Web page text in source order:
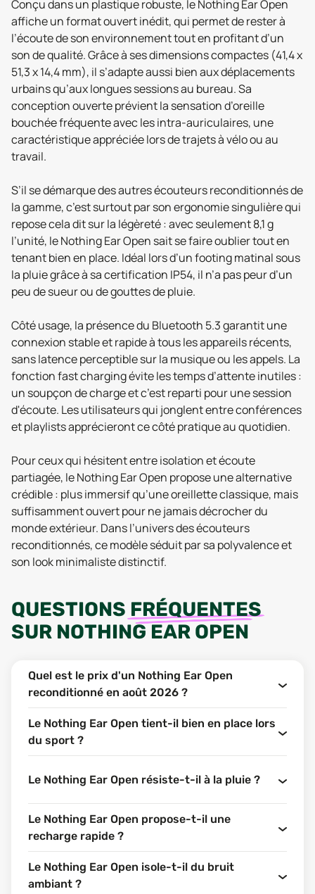
Conçu dans un plastique robuste, le Nothing Ear Open
affiche un format ouvert inédit, qui permet de rester à
l’écoute de son environnement tout en profitant d’un
son de qualité. Grâce à ses dimensions compactes (41,4 x
51,3 x 14,4 mm), il s’adapte aussi bien aux déplacements
urbains qu’aux longues sessions au bureau. Sa
conception ouverte prévient la sensation d’oreille
bouchée fréquente avec les intra-auriculaires, une
caractéristique appréciée lors de trajets à vélo ou au
travail.
S’il se démarque des autres écouteurs reconditionnés de
la gamme, c’est surtout par son ergonomie singulière qui
repose cela dit sur la légèreté : avec seulement 8,1 g
l’unité, le Nothing Ear Open sait se faire oublier tout en
tenant bien en place. Idéal lors d’un footing matinal sous
la pluie grâce à sa certification IP54, il n’a pas peur d’un
peu de sueur ou de gouttes de pluie.
Côté usage, la présence du Bluetooth 5.3 garantit une
connexion stable et rapide à tous les appareils récents,
sans latence perceptible sur la musique ou les appels. La
fonction fast charging évite les temps d’attente inutiles :
un soupçon de charge et c’est reparti pour une session
d'écoute. Les utilisateurs qui jonglent entre conférences
et playlists apprécieront ce côté pratique au quotidien.
Pour ceux qui hésitent entre isolation et écoute
partiagée, le Nothing Ear Open propose une alternative
crédible : plus immersif qu’une oreillette classique, mais
suffisamment ouvert pour ne jamais décrocher du
monde extérieur. Dans l’univers des écouteurs
reconditionnés, ce modèle séduit par sa polyvalence et
son look minimaliste distinctif.
QUESTIONS FRÉQUENTES
SUR NOTHING EAR OPEN
Quel est le prix d'un Nothing Ear Open
reconditionné en août 2026 ?
Le Nothing Ear Open tient-il bien en place lors
du sport ?
Le Nothing Ear Open résiste-t-il à la pluie ?
Le Nothing Ear Open propose-t-il une
recharge rapide ?
Le Nothing Ear Open isole-t-il du bruit
ambiant ?